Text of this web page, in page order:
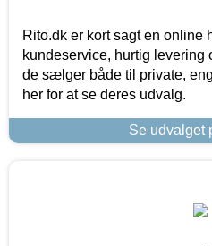
Rito.dk er kort sagt en online
kundeservice, hurtig levering
de sælger både til private,
her for at se deres udvalg.
Se udvalget